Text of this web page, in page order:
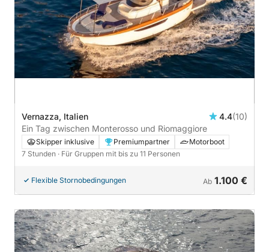
Vernazza, Italien 4.4(10)
Ein Tag zwischen Monterosso und Riomaggiore
Skipper inklusive Premiumpartner
Motorboot
7 Stunden · Für Gruppen mit bis zu 11 Personen
Flexible Stornobedingungen Ab 1.100 €